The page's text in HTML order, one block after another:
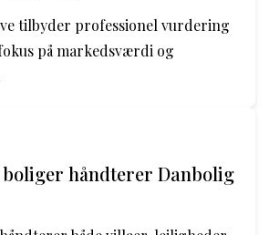
tilbyder professionel vurdering
på markedsværdi og
håndterer Danbolig